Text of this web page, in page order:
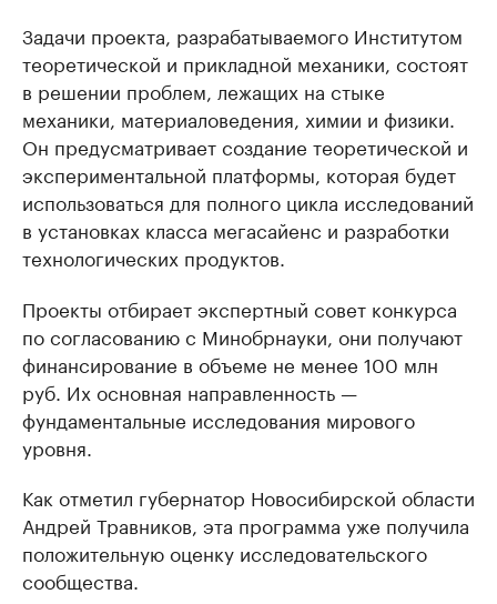
Задачи проекта, разрабатываемого Институтом
теоретической и прикладной механики, состоят
в решении проблем, лежащих на стыке
механики, материаловедения, химии и физики.
Он предусматривает создание теоретической и
экспериментальной платформы, которая будет
использоваться для полного цикла исследований
в установках класса мегасайенс и разработки
технологических продуктов.
Проекты отбирает экспертный совет конкурса
по согласованию с Минобрнауки, они получают
финансирование в объеме не менее 100 млн
руб. Их основная направленность —
фундаментальные исследования мирового
уровня.
Как отметил губернатор Новосибирской области
Андрей Травников, эта программа уже получила
положительную оценку исследовательского
сообщества.